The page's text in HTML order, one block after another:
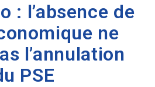
: l’absence de
ne
l’annulation
PSE